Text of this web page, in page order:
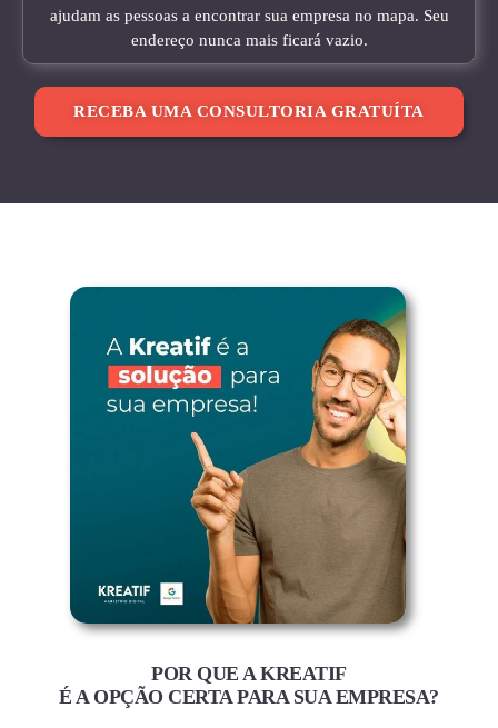
ajudam as pessoas a encontrar sua empresa no mapa. Seu
endereço nunca mais ficará vazio.
RECEBA UMA CONSULTORIA GRATUÍTA
POR QUE A KREATIF
É A OPÇÃO CERTA PARA SUA EMPRESA?